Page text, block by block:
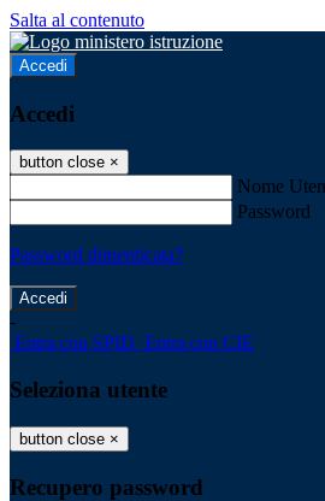
Salta al contenuto
Accedi
Accedi
button close ×
Nome
Password
Password dimenticata?
-
Entra con SPID Entra con CIE
Seleziona utente
button close ×
Recupero password